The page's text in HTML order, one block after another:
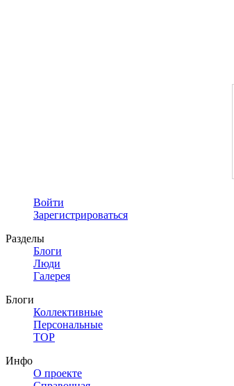
Войти
Зарегистрироваться
Разделы
Блоги
Люди
Галерея
Блоги
Коллективные
Персональные
TOP
Инфо
О проекте